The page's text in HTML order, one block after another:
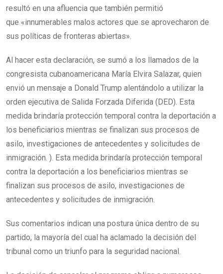
resultó en una afluencia que también permitió
que «innumerables malos actores que se aprovecharon de
sus políticas de fronteras abiertas».
Al hacer esta declaración, se sumó a los llamados de la
congresista cubanoamericana María Elvira Salazar, quien
envió un mensaje a Donald Trump alentándolo a utilizar la
orden ejecutiva de Salida Forzada Diferida (DED). Esta
medida brindaría protección temporal contra la deportación a
los beneficiarios mientras se finalizan sus procesos de
asilo, investigaciones de antecedentes y solicitudes de
inmigración. ). Esta medida brindaría protección temporal
contra la deportación a los beneficiarios mientras se
finalizan sus procesos de asilo, investigaciones de
antecedentes y solicitudes de inmigración.
Sus comentarios indican una postura única dentro de su
partido, la mayoría del cual ha aclamado la decisión del
tribunal como un triunfo para la seguridad nacional.